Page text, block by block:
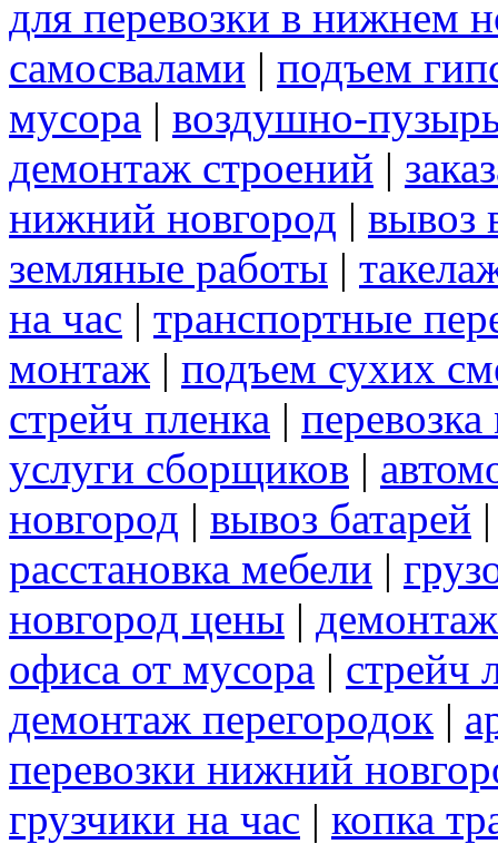
для перевозки в нижнем
самосвалами | подъем
мусора | воздушно-
демонтаж строений |
нижний новгород | вывоз
земляные работы |
на час | транспортные
монтаж | подъем сухих
стрейч пленка |
услуги сборщиков |
новгород | вывоз батарей
расстановка мебели |
новгород цены | демонтаж
офиса от мусора | стрейч
демонтаж перегородок |
перевозки нижний
грузчики на час | копка